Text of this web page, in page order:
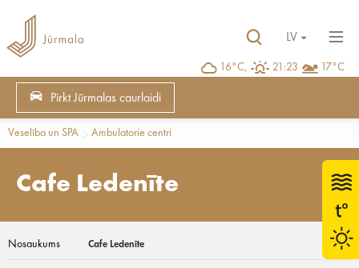
16°C, 21:23 17°C
LV
Pirkt Jūrmalas caurlaidi
Veselība un SPA Ambulatorie centri
Cafe Ledenīte
Nosaukums Cafe Ledenīte